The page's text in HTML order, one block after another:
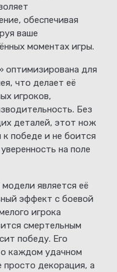
обеспечивая
ваше
моментах игры.
оптимизирована для
что делает её
игроков,
Без
деталей, этот нож
победе и не боится
на поле
является её
эффект с боевой
игрока
смертельным
победу. Его
каждом удачном
декорация, а